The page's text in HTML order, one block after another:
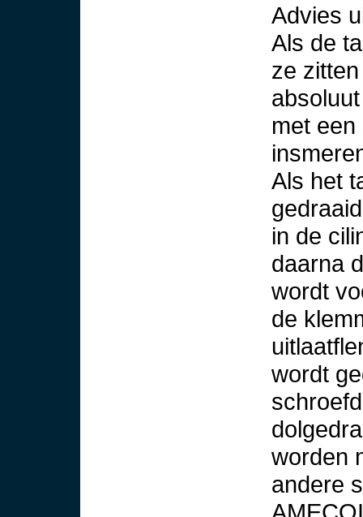
Advies
Als de
ze
met
Als het
in de
daarna
wordt
de
wordt
worden
andere